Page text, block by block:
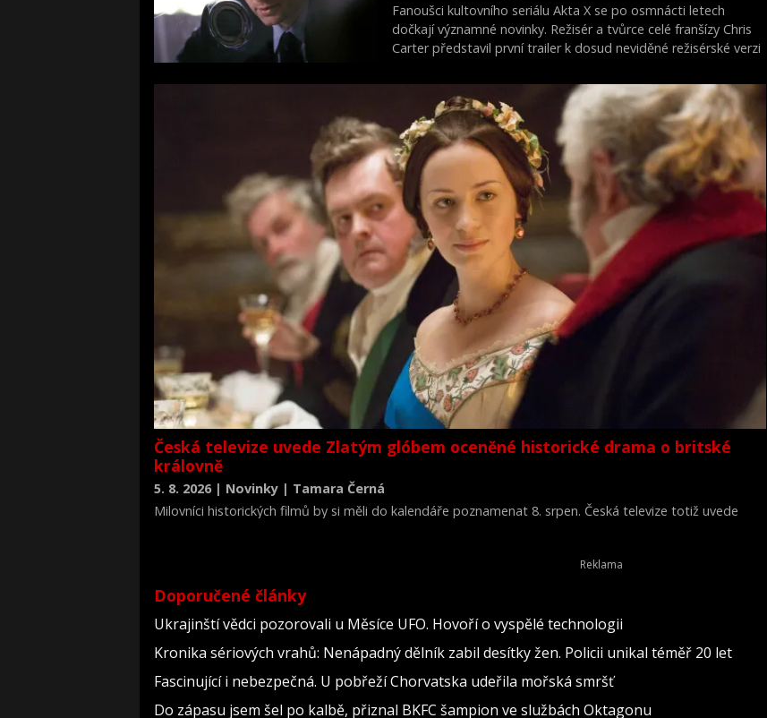
Fanoušci kultovního seriálu Akta X se po osmnácti letech
dočkají významné novinky. Režisér a tvůrce celé franšízy Chris
Carter představil první trailer k dosud neviděné režisérské verzi
Česká televize uvede Zlatým glóbem oceněné historické drama o britské
královně
5. 8. 2026 | Novinky | Tamara Černá
Milovníci historických filmů by si měli do kalendáře poznamenat 8. srpen. Česká televize totiž uvede
Doporučené články
Ukrajinští vědci pozorovali u Měsíce UFO. Hovoří o vyspělé technologii
Kronika sériových vrahů: Nenápadný dělník zabil desítky žen. Policii unikal téměř 20 let
Fascinující i nebezpečná. U pobřeží Chorvatska udeřila mořská smršť
Do zápasu jsem šel po kalbě, přiznal BKFC šampion ve službách Oktagonu